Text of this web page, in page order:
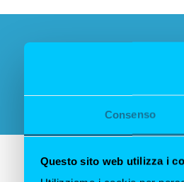
Consenso
Questo sito web utilizza i